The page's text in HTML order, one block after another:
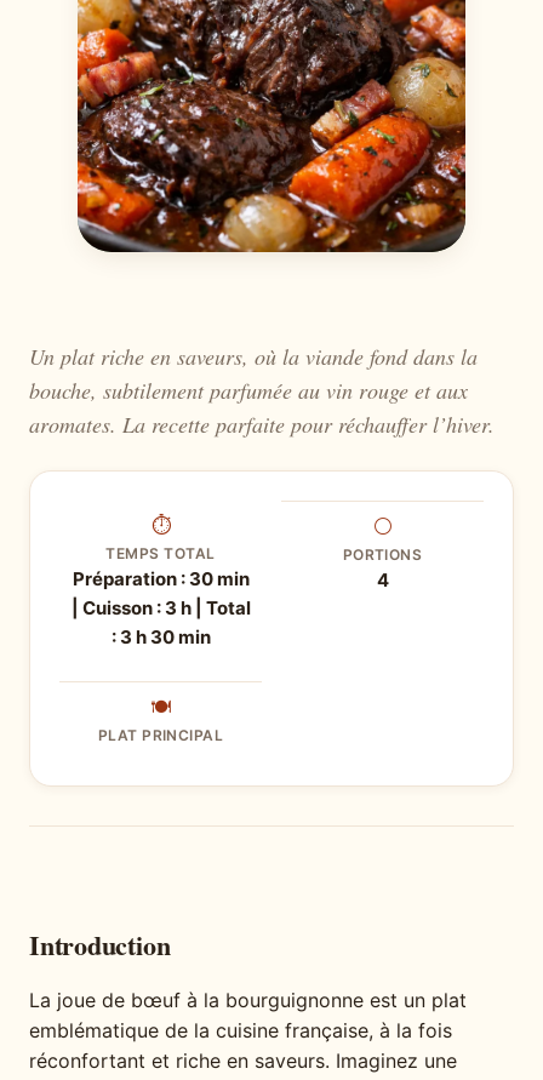
Un plat riche en saveurs, où la viande fond dans la
bouche, subtilement parfumée au vin rouge et aux
aromates. La recette parfaite pour réchauffer l’hiver.
⏱
TEMPS TOTAL
Préparation : 30 min
| Cuisson : 3 h | Total
: 3 h 30 min
⚪
PORTIONS
4
🍽
PLAT PRINCIPAL
Introduction
La joue de bœuf à la bourguignonne est un plat
emblématique de la cuisine française, à la fois
réconfortant et riche en saveurs. Imaginez une